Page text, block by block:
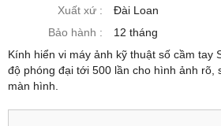
Xuất xứ :
Đài Loan
Bảo hành :
12 tháng
Kính hiển vi máy ảnh kỹ thuật số cầm tay
độ phóng đại tới 500 lần cho hình ảnh rõ,
màn hình.